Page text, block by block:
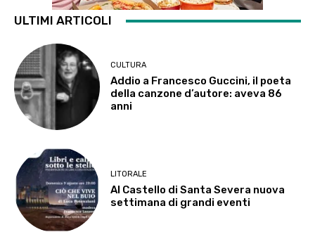
ULTIMI ARTICOLI
CULTURA
Addio a Francesco Guccini, il poeta
della canzone d’autore: aveva 86
anni
LITORALE
Al Castello di Santa Severa nuova
settimana di grandi eventi